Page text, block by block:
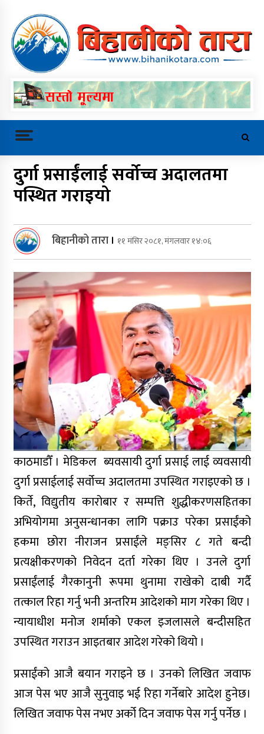
content
बिहानीको तारा
Trending Now
बालबालिका र युवाको सुरक्षित भविष्यका
लागि सेफ फ्युचर परियोजनाको प्रगति
समीक्षा
मानवबेचविखन रोक्न तयार पार्ने आगामी
कार्ययोजनाबारे राजापुरमा छलफल
बालबालिकालाई सुरक्षित, समावेशी र
सहयोगी सिकाइ वातावरण सुनिश्चित गर्ने
प्रतिवद्धता
बालबालिका, किशोरकिशोरी र युवाको
सुरक्षित भविष्यकालागि संयुक्त
व्यवस्थापन बैठक
भेरी अस्पतालको १३६औँ वार्षिकोत्सवको
तयारी पूरा
जयेन्दु बालसुधार गृहमा स्वास्थ्य संकट
उजागर, अधिकांश बालक छाला रोगबाट
पीडित
किन शल्यक्रिया अघि एनेस्थेसियोलोजिस्ट
डाक्टरलाई भेट्नुपर्छ ?
परियोजना प्रभावकारी
मुस्लिम धार्मिक अगुवाहरुलाई पोषण
अभिमुखीकरण
दुर्गा प्रसाईंलाई सर्वोच्च अदालतमा
पस्थित गराइयो
बिहानीको तारा। ११ मंसिर २०८१, मंगलवार १४:०६
काठमाडौँ । मेडिकल ब्यवसायी दुर्गा प्रसाई लाई व्यवसायी
दुर्गा प्रसाईलाई सर्वोच्च अदालतमा उपस्थित गराइएको छ ।
किर्ते, विद्युतीय कारोबार र सम्पत्ति शुद्धीकरणसहितका
अभियोगमा अनुसन्धानका लागि पक्राउ परेका प्रसाईंको
हकमा छोरा नीराजन प्रसाईंले मङ्सिर ८ गते बन्दी
प्रत्यक्षीकरणको निवेदन दर्ता गरेका थिए । उनले दुर्गा
प्रसाईंलाई गैरकानुनी रूपमा थुनामा राखेको दाबी गर्दै
तत्काल रिहा गर्नु भनी अन्तरिम आदेशको माग गरेका थिए ।
न्यायाधीश मनोज शर्माको एकल इजलासले बन्दीसहित
उपस्थित गराउन आइतबार आदेश गरेको थियो ।
प्रसाईंको आजै बयान गराइने छ । उनको लिखित जवाफ
आज पेस भए आजै सुनुवाइ भई रिहा गर्नेबारे आदेश हुनेछ।
लिखित जवाफ पेस नभए अर्को दिन जवाफ पेस गर्नु पर्नेछ ।